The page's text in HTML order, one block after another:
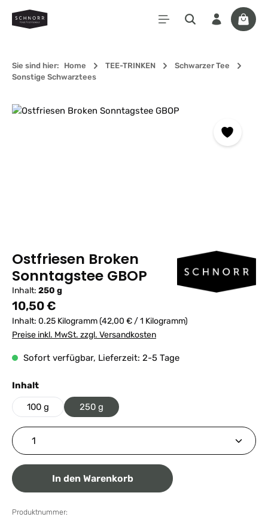
Zum Hauptinhalt springen
Sie sind hier: Home TEE-TRINKEN
Schwarzer Tee
Sonstige Schwarztees
Bildergalerie überspringen
Ostfriesen Broken
Sonntagstee GBOP
Inhalt: 250 g
Regulärer Preis:
10,50 €
Inhalt: 0.25 Kilogramm(42,00 € / 1 Kilogramm)
Preise inkl. MwSt. zzgl. Versandkosten
Sofort verfügbar, Lieferzeit: 2-5 Tage
Inhaltauswählen
100 g 250 g
Produkt Anzahl: Gib den gewünschten Wert ein
In den Warenkorb
Produktnummer: